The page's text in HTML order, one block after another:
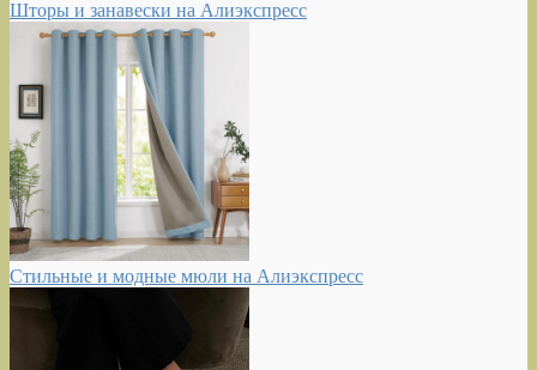
Шторы и занавески на Алиэкспресс
Стильные и модные мюли на Алиэкспресс